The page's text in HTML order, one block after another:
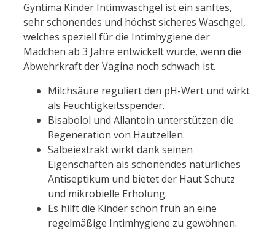
Gyntima Kinder Intimwaschgel ist ein sanftes,
sehr schonendes und höchst sicheres Waschgel,
welches speziell für die Intimhygiene der
Mädchen ab 3 Jahre entwickelt wurde, wenn die
Abwehrkraft der Vagina noch schwach ist.
Milchsäure reguliert den pH-Wert und wirkt
als Feuchtigkeitsspender.
Bisabolol und Allantoin unterstützen die
Regeneration von Hautzellen.
Salbeiextrakt wirkt dank seinen
Eigenschaften als schonendes natürliches
Antiseptikum und bietet der Haut Schutz
und mikrobielle Erholung.
Es hilft die Kinder schon früh an eine
regelmäßige Intimhygiene zu gewöhnen.